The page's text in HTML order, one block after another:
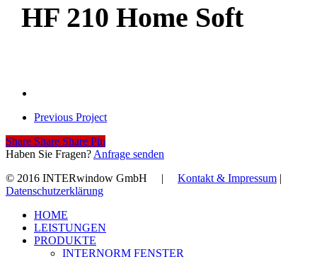
HF 210 Home Soft
Previous Project
Share
Share Share Share Pin
Haben Sie Fragen? Anfrage senden
© 2016 INTERwindow GmbH | Kontakt & Impressum |
Datenschutzerklärung
Close
Menu
HOME
LEISTUNGEN
PRODUKTE
INTERNORM FENSTER